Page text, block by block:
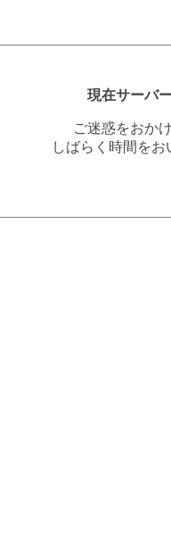
現在サーバ
ご迷惑をおか
しばらく時間を